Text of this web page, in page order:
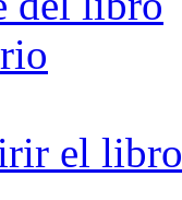
el libro